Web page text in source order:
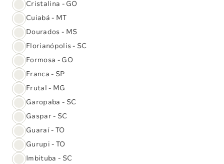
Cristalina - GO
Cuiabá - MT
Dourados - MS
Florianópolis - SC
Formosa - GO
Franca - SP
Frutal - MG
Garopaba - SC
Gaspar - SC
Guaraí - TO
Gurupi - TO
Imbituba - SC